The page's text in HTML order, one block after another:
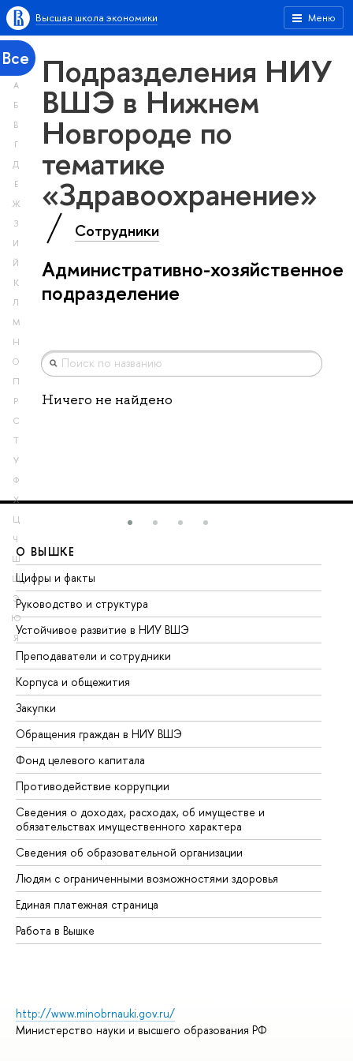
Меню
Высшая школа экономики
Все
А
Б
В
Г
Д
Е
Ж
З
И
Й
К
Л
М
Н
О
П
Р
С
Т
У
Ф
Х
Ц
Ч
Ш
Щ
Э
Ю
Я
Подразделения НИУ
ВШЭ в Нижнем
Новгороде по
тематике
«Здравоохранение»
Сотрудники
Административно-хозяйственное
подразделение
Ничего не найдено
О ВЫШКЕ
Цифры и факты
Руководство и структура
Устойчивое развитие в НИУ ВШЭ
Преподаватели и сотрудники
Корпуса и общежития
Закупки
Обращения граждан в НИУ ВШЭ
Фонд целевого капитала
Противодействие коррупции
Сведения о доходах, расходах, об имуществе и
обязательствах имущественного характера
Сведения об образовательной организации
Людям с ограниченными возможностями здоровья
Единая платежная страница
Работа в Вышке
http://www.minobrnauki.gov.ru/
Министерство науки и высшего образования РФ